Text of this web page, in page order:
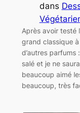
dans
Après avoir testé
grand classique à
d’autres parfums
salé et je ne
beaucoup aimé
beaucoup, très